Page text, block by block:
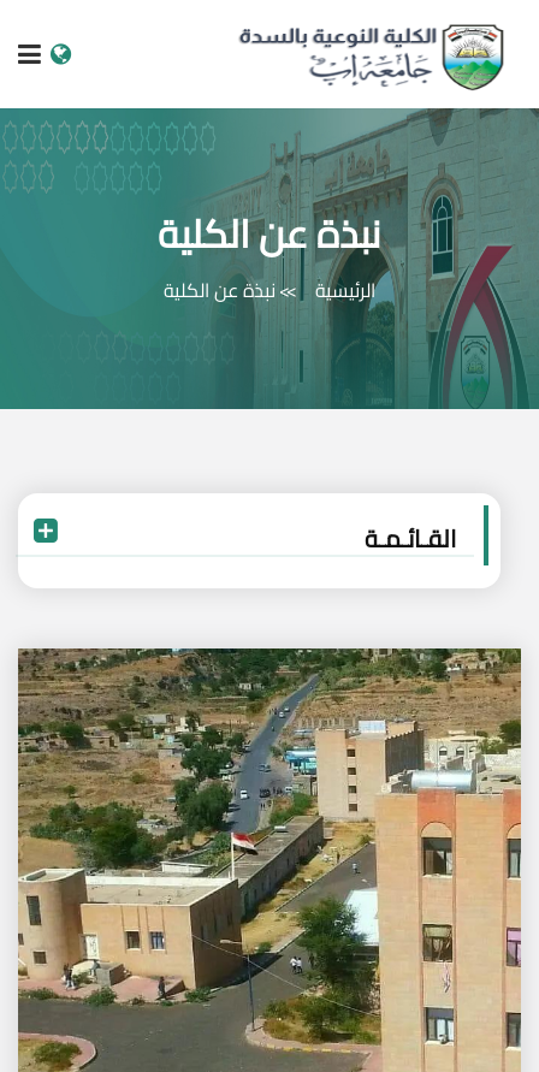
الرئيسية
عن الجامعة
البرامج الاكاديمية
خدمات الطالب
الكليات والمراكز
البحث العلمي
نبذة عن الكلية
الرئيسية نبذة عن الكلية
القـائـمـة